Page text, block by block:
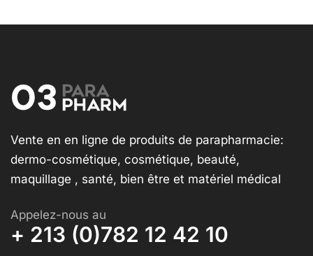
Vente en en ligne de produits de parapharmacie:
dermo-cosmétique, cosmétique, beauté,
maquillage , santé, bien être et matériel médical
Appelez-nous au
+ 213 (0)782 12 42 10